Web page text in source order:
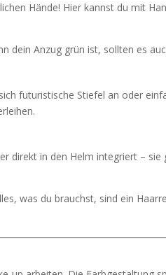
Hände! Hier kannst du mit
dein Anzug grün ist, sollten es
futuristische Stiefel an oder
direkt in den Helm integriert – sie
was du brauchst, sind ein